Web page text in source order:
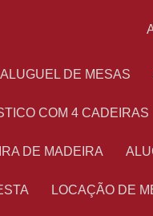
ALUGUEL DE MESAS
COM 4 CADEIRAS
DE MADEIRA
LOCAÇÃO DE